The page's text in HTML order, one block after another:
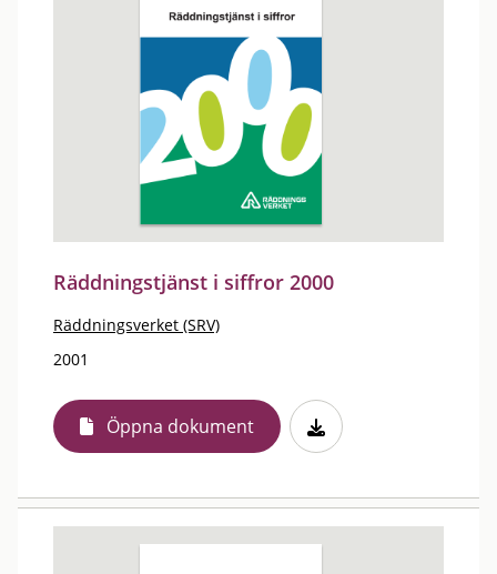
Räddningstjänst i siffror 2000
Räddningsverket (SRV)
2001
Öppna dokument